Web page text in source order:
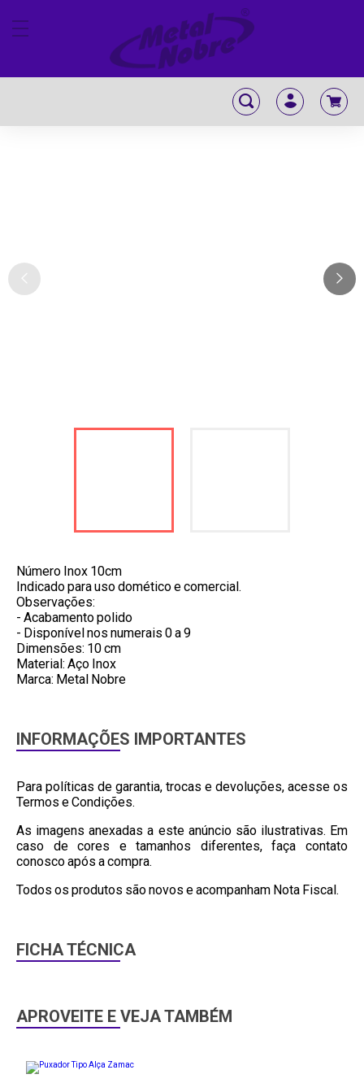
Número Inox 10cm
Indicado para uso domético e comercial.
Observações:
- Acabamento polido
- Disponível nos numerais 0 a 9
Dimensões: 10 cm
Material: Aço Inox
Marca: Metal Nobre
INFORMAÇÕES IMPORTANTES
Para políticas de garantia, trocas e devoluções, acesse os
Termos e Condições.
As imagens anexadas a este anúncio são ilustrativas. Em
caso de cores e tamanhos diferentes, faça contato
conosco após a compra.
Todos os produtos são novos e acompanham Nota Fiscal.
FICHA TÉCNICA
APROVEITE E VEJA TAMBÉM